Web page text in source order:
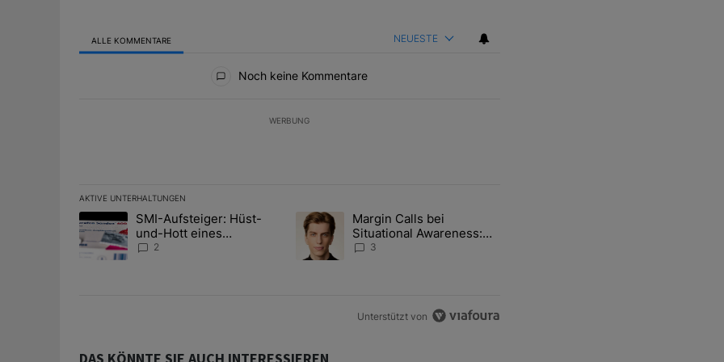
ALLE KOMMENTARE NEUESTE
Noch keine Kommentare
WERBUNG
AKTIVE UNTERHALTUNGEN
Das Folgende ist eine Liste der am meisten kommentierten Artikel der letzten 7 days.
Ein Trendartikel mit dem Titel "SMI-Aufsteiger: Hüst-und-Hott eines Anlagestrategen" mit 2 kommentare.
SMI-Aufsteiger: Hüst-
und-Hott eines
Anlagestrategen
2
Ein Trendartikel mit dem Titel "Margin Calls bei Situational Awareness: Alles
Margin Calls bei
Situational Awareness:
Alles über den Retter-
3
Unterstützt von